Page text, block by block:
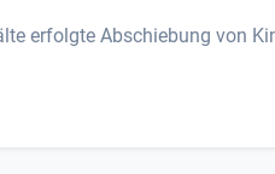
erfolgte Abschiebung von